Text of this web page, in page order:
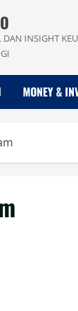
DAN INSIGHT
MONEY &